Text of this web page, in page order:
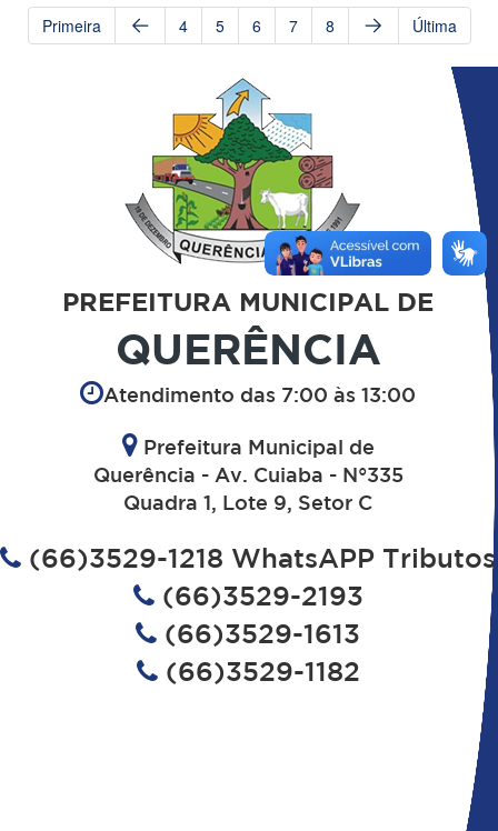
Primeira 4 5 6 7 8 Última
PREFEITURA MUNICIPAL DE
QUERÊNCIA
Atendimento das 7:00 às 13:00
Prefeitura Municipal de
Querência - Av. Cuiaba - N°335
Quadra 1, Lote 9, Setor C
(66)3529-1218 WhatsAPP Tributos
(66)3529-2193
(66)3529-1613
(66)3529-1182